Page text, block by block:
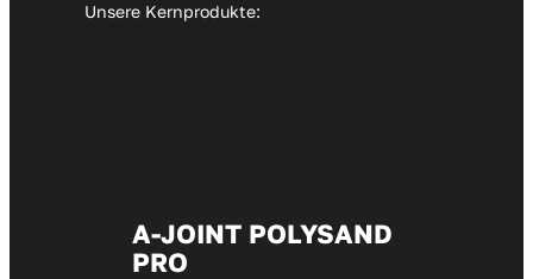
Unsere Kernprodukte:
A-JOINT POLYSAND
PRO